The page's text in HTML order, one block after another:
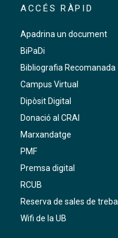
ACCÉS RÀPID
Apadrina un document
BiPaDi
Bibliografia Recomanada
Campus Virtual
Dipòsit Digital
Donació al CRAI
Marxandatge
PMF
Premsa digital
RCUB
Reserva de sales de treball
Wifi de la UB